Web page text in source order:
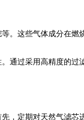
。这些气体成分在
通过采用高精度的
，定期对天然气滤